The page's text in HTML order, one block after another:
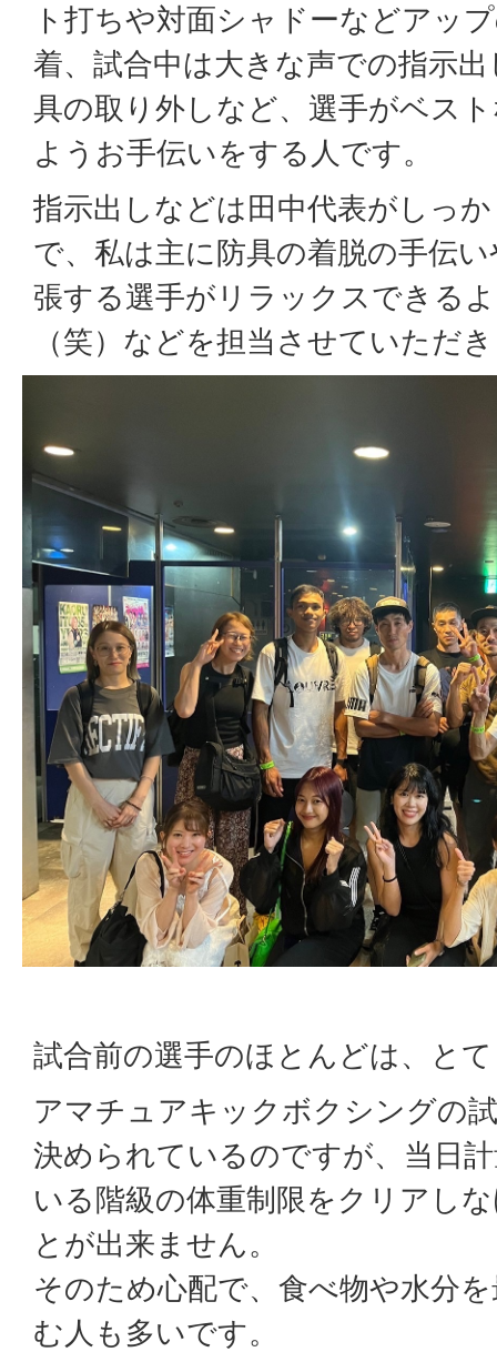
ト打ちや対面シャドーなどアッ
着、試合中は大きな声での指示
具の取り外しなど、選手がベス
ようお手伝いをする人です。
指示出しなどは田中代表がしっ
で、私は主に防具の着脱の手伝
張する選手がリラックスできる
（笑）などを担当させていただ
試合前の選手のほとんどは、と
アマチュアキックボクシングの
決められているのですが、当日
いる階級の体重制限をクリアし
とが出来ません。
そのため心配で、食べ物や水分
む人も多いです。